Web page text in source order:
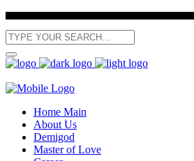
Home Main
About Us
Demigod
Master of Love